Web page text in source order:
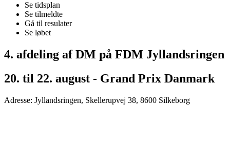
Se tidsplan
Se tilmeldte
Gå til resulater
Se løbet
4. afdeling af DM på FDM Jyllandsringen
20. til 22. august - Grand Prix Danmark
Adresse: Jyllandsringen, Skellerupvej 38, 8600 Silkeborg